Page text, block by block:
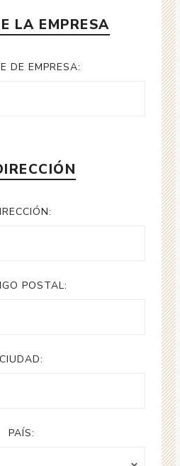
LA EMPRESA
DE EMPRESA:
POSTAL:
CIUDAD:
PAÍS: